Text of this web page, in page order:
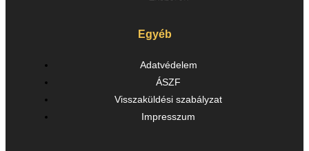
Egyéb
Adatvédelem
ÁSZF
Visszaküldési szabályzat
Impresszum